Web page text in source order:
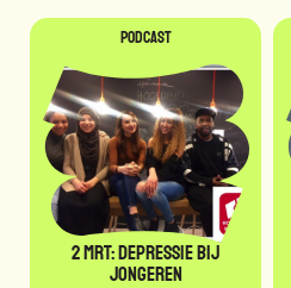
Podcast
2 mrt: Depressie bij
Jongeren